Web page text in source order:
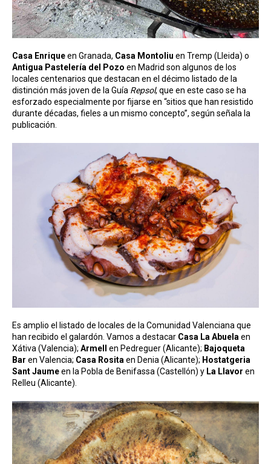
Casa Enriqueen Granada, Casa Montoliu en Tremp (Lleida) o
Antigua Pastelería del Pozo en Madrid son algunos de los
locales centenarios que destacan en el décimo listado de la
distinción más joven de la Guía Repsol, que en este caso se ha
esforzado especialmente por fijarse en “sitios que han resistido
durante décadas, fieles a un mismo concepto”, según señala la
publicación.
Es amplio el listado de locales de la Comunidad Valenciana que
han recibido el galardón. Vamos a destacar Casa La Abuela en
Xátiva (Valencia); Armell en Pedreguer (Alicante); Bajoqueta
Bar en Valencia; Casa Rosita en Denia (Alicante); Hostatgeria
Sant Jaumeen la Pobla de Benifassa (Castellón) y La Llavor en
Relleu (Alicante).